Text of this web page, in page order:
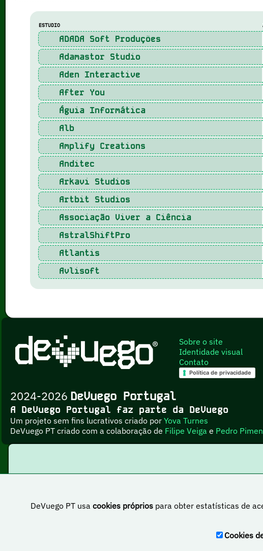
ESTUDIO
ADADA Soft Produções
Adamastor Studio
Aden Interactive
After You
Águia Informática
Alb
Amplify Creations
Anditec
Arkavi Studios
Artbit Studios
Associação Viver a Ciência
AstralShiftPro
Atlantis
Avlisoft
DeVuego PT usa cookies própriospara obter estatísticas de
Cookies
Sobre o site
Identidade visual
Contato
Política de privacidade
2024-2026 DeVuego Portugal
A DeVuego Portugal faz parte da DeVuego
Um projeto sem fins lucrativos criado porYova Turnes
DeVuego PT criado com a colaboração de Filipe Veiga e Pedro
Esta obra está sob